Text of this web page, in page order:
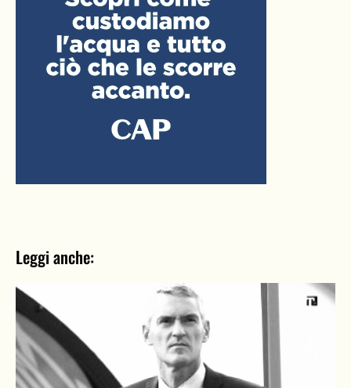
Leggi anche: